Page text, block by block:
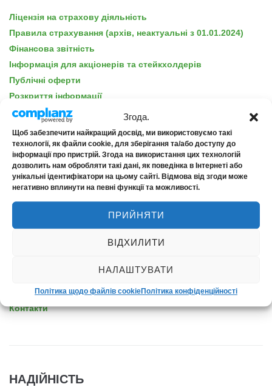
Згода.
Щоб забезпечити найкращий досвід, ми використовуємо такі
технології, як файли cookie, для зберігання та/або доступу до
інформації про пристрій. Згода на використання цих технологій
дозволить нам обробляти такі дані, як поведінка в Інтернеті або
унікальні ідентифікатори на цьому сайті. Відмова від згоди може
негативно вплинути на певні функції та можливості.
ПРИЙНЯТИ
ВІДХИЛИТИ
НАЛАШТУВАТИ
Політика щодо файлів cookieПолітика конфіденційності
Ліцензія на страхову діяльність
Правила страхування (архів, неактуальні з 01.01.2024)
Фінансова звітність
Інформація для акціонерів та стейкхолдерів
Публічні оферти
Розкриття інформації
Політика конфіденційності
Політика для INRISKmed
Для споживачів фінансових послуг
Страхові продукти
Безбар’єрність
Новини
Контакти
НАДІЙНІСТЬ